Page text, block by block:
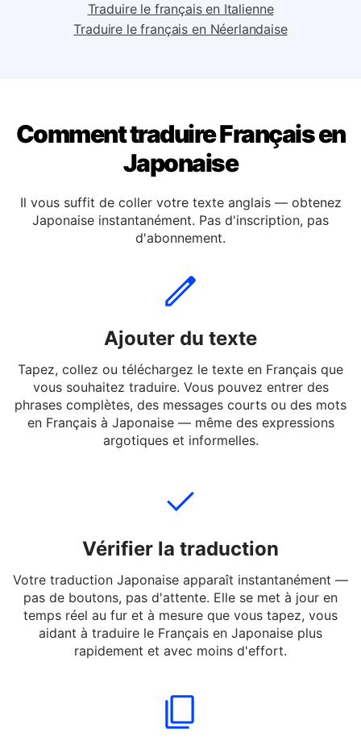
Traduire le français en Anglaise
Traduire le français en Espagnole
Comment traduire Français en
Japonaise
Il vous suffit de coller votre texte anglais — obtenez
d'abonnement.
Ajouter du texte
Tapez, collez ou téléchargez le texte en Français que
vous souhaitez traduire. Vous pouvez entrer des
phrases complètes, des messages courts ou des mots
Vérifier la traduction
Votre traduction Japonaise apparaît instantanément —
pas de boutons, pas d'attente. Elle se met à jour en
temps réel au fur et à mesure que vous tapez, vous
rapidement et avec moins d'effort.